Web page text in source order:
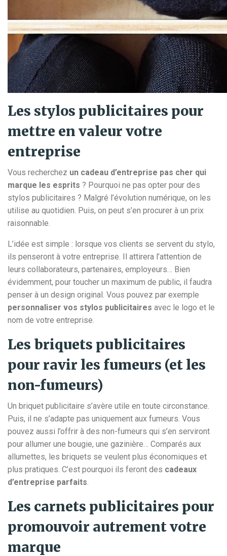
Les stylos publicitaires pour
mettre en valeur votre
entreprise
Vous recherchez un cadeau d’entreprise pas cher qui
marque les esprits ? Pourquoi ne pas opter pour des
stylos publicitaires ? Malgré l’évolution numérique, on les
utilise au quotidien. Puis, on peut s’en procurer à un prix
raisonnable.
L’idée est simple : lorsque vos clients se servent du stylo,
ils penseront à votre entreprise. Il attirera l’attention de
leurs collaborateurs, partenaires, employeurs… Bien
évidemment, pour toucher un maximum de public, il faudra
penser à un design original. Vous pouvez par exemple
personnaliser vos stylos publicitaires avec le logo et le
nom de votre entreprise.
Les briquets publicitaires
pour ravir les fumeurs (et les
non-fumeurs)
Un briquet publicitaire s’avère utile en toute circonstance.
Puis, il ne s’adapte pas uniquement aux fumeurs. Vous
pouvez aussi l’offrir à des non-fumeurs qui s’en serviront
pour allumer une bougie, une gazinière… Comparés aux
allumettes, les briquets se veulent plus économiques et
plus pratiques. C’est pourquoi ils feront des cadeaux
d’entreprise parfaits
Les carnets publicitaires pour
promouvoir autrement votre
marque